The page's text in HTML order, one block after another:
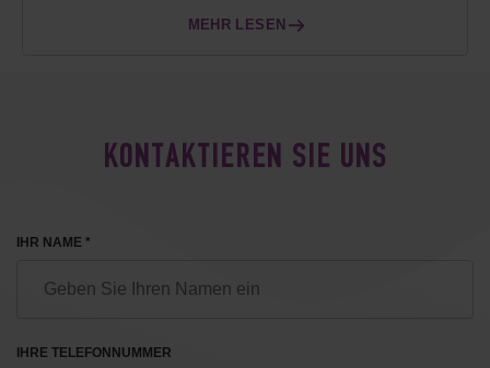
MEHR LESEN
KONTAKTIEREN SIE UNS
IHR NAME *
IHRE TELEFONNUMMER